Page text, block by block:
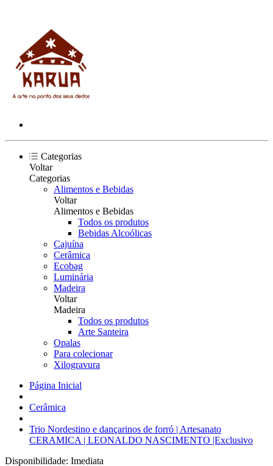
Categorias
Voltar
Categorias
Alimentos e Bebidas
Voltar
Alimentos e Bebidas
Todos os produtos
Bebidas Alcoólicas
Cajuína
Cerâmica
Ecobag
Luminária
Madeira
Voltar
Madeira
Todos os produtos
Arte Santeira
Opalas
Para colecionar
Xilogravura
Página Inicial
Cerâmica
Trio Nordestino e dançarinos de forró | Artesanato
CERAMICA | LEONALDO NASCIMENTO |Exclusivo
Disponibilidade: Imediata